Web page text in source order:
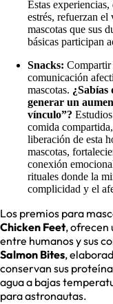
Estas
estrés, refuerzan
mascotas que sus
básicas participan
Snacks: Compartir
comunicación
mascotas.
generar un
vínculo”?
comida
liberación de esta
mascotas,
conexión
rituales donde la
complicidad y el
Los premios para
Chicken Feet, ofrecen
entre humanos y sus
Salmon Bites,
conservan sus
agua a bajas
para astronautas.